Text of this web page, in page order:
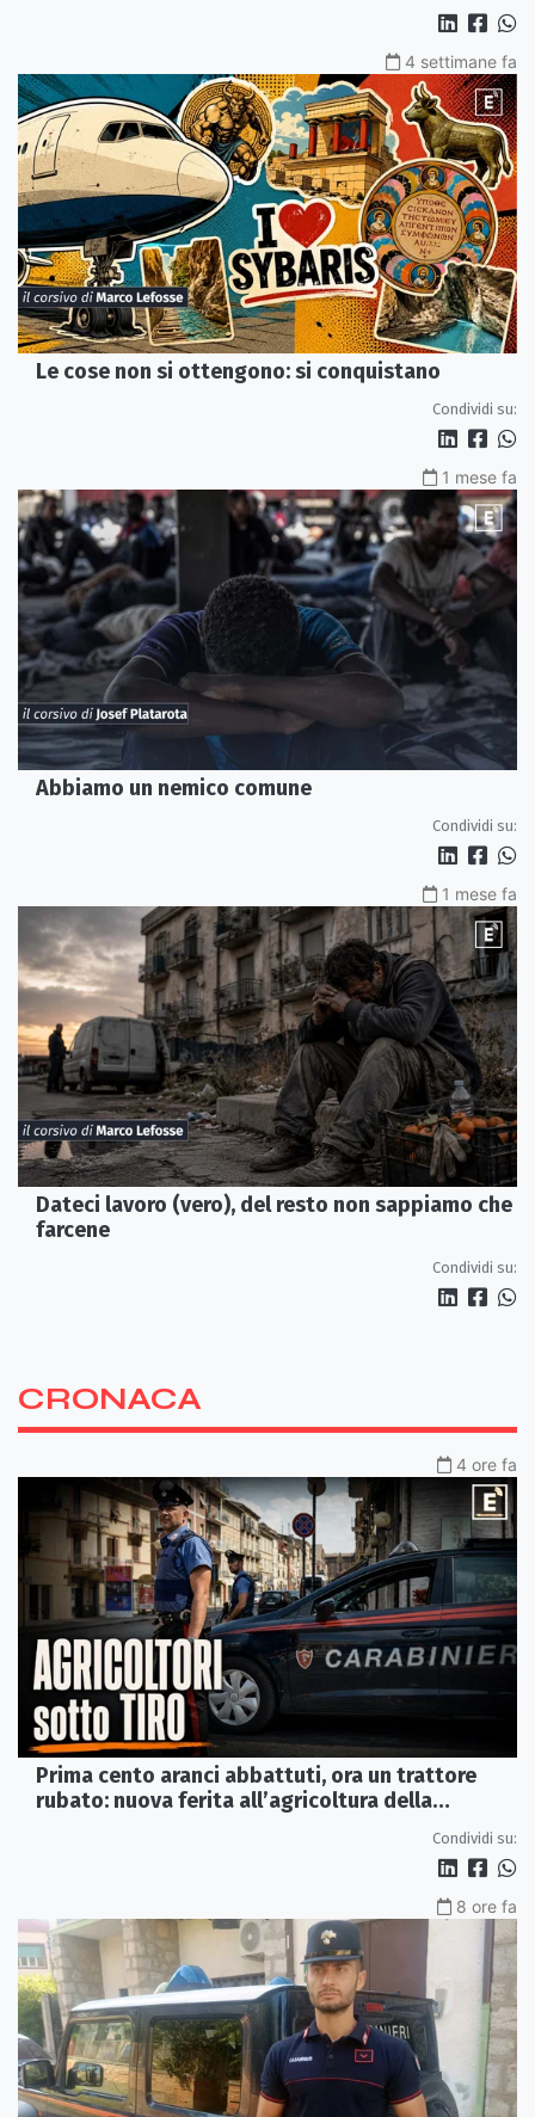
4 settimane fa
Le cose non si ottengono: si conquistano
Condividi su:
1 mese fa
Abbiamo un nemico comune
Condividi su:
1 mese fa
Dateci lavoro (vero), del resto non sappiamo che
farcene
Condividi su:
CRONACA
4 ore fa
Prima cento aranci abbattuti, ora un trattore
rubato: nuova ferita all’agricoltura della
Condividi su:
8 ore fa